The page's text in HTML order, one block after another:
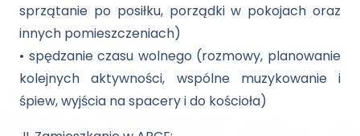
sprzątanie po posiłku, porządki w pokojach oraz
innych pomieszczeniach)
• spędzanie czasu wolnego (rozmowy, planowanie
kolejnych aktywności, wspólne muzykowanie i
śpiew, wyjścia na spacery i do kościoła)